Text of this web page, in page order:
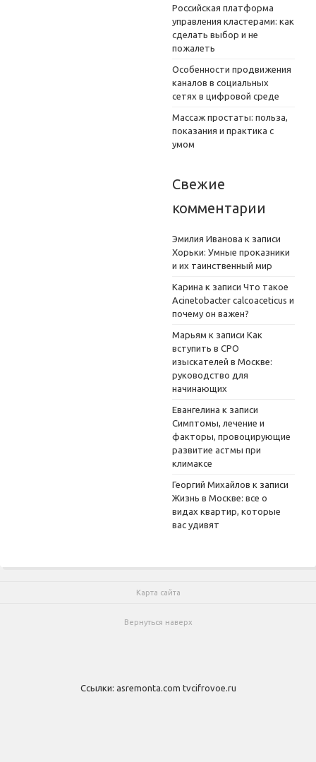
Российская платформа
управления кластерами: как
сделать выбор и не
пожалеть
Особенности продвижения
каналов в социальных
сетях в цифровой среде
Массаж простаты: польза,
показания и практика с
умом
Свежие
комментарии
Эмилия Иванова к записи
Хорьки: Умные проказники
и их таинственный мир
Карина к записи Что такое
Acinetobacter calcoaceticus и
почему он важен?
Марьям к записи Как
вступить в СРО
изыскателей в Москве:
руководство для
начинающих
Евангелина к записи
Симптомы, лечение и
факторы, провоцирующие
развитие астмы при
климаксе
Георгий Михайлов к записи
Жизнь в Москве: все о
видах квартир, которые
вас удивят
Карта сайта
Вернуться наверх
Ссылки: asremonta.com tvcifrovoe.ru